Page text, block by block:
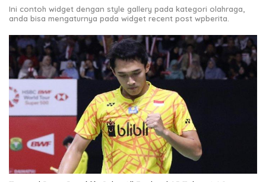
Ini contoh widget dengan style gallery pada kategori olahraga,
anda bisa mengaturnya pada widget recent post wpberita.